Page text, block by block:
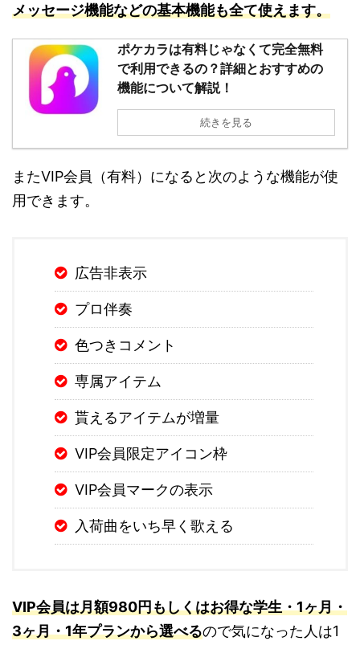
メッセージ機能などの基本機能も全て使えます。
ポケカラは有料じゃなくて完全無料
で利用できるの？詳細とおすすめの
機能について解説！
続きを見る
またVIP会員（有料）になると次のような機能が使
用できます。
広告非表示
プロ伴奏
色つきコメント
専属アイテム
貰えるアイテムが増量
VIP会員限定アイコン枠
VIP会員マークの表示
入荷曲をいち早く歌える
VIP会員は月額980円もしくはお得な学生・1ヶ月・
3ヶ月・1年プランから選べるので気になった人は1